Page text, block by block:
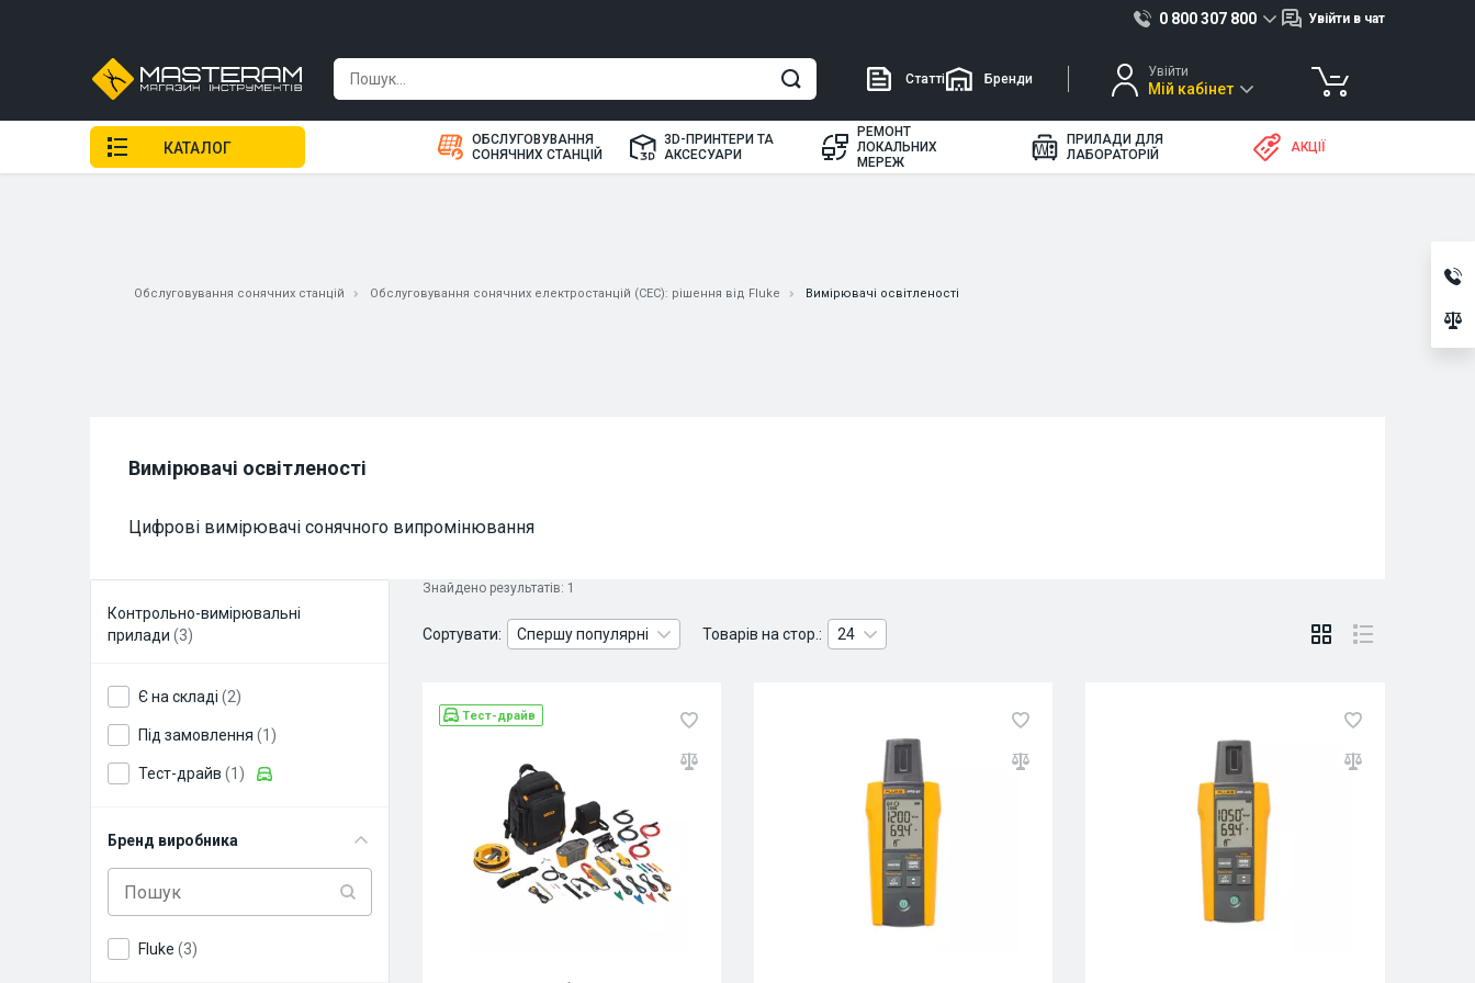
Обслуговування сонячних станцій Обслуговування сонячних електростанцій (СЕС): рішення від Fluke Вимірювачі освітленості
Вимірювачі освітленості
Цифрові вимірювачі сонячного випромінювання
Знайдено результатів: 1
Сортувати: Спершу популярні Товарів на стор.: 24
Тест-драйв
Контрольно-вимірювальні
прилади (3)
Є на складі (2)
Під замовлення (1)
Тест-драйв (1)
Бренд виробника
Fluke (3)
0 800 307 800 Увійти в чат
Статті Бренди Увійти
Мій кабінет
КАТАЛОГ
ОБСЛУГОВУВАННЯ
СОНЯЧНИХ СТАНЦІЙ
3D-ПРИНТЕРИ ТА
АКСЕСУАРИ
РЕМОНТ
ЛОКАЛЬНИХ
МЕРЕЖ
ПРИЛАДИ ДЛЯ
ЛАБОРАТОРІЙ
АКЦІЇ